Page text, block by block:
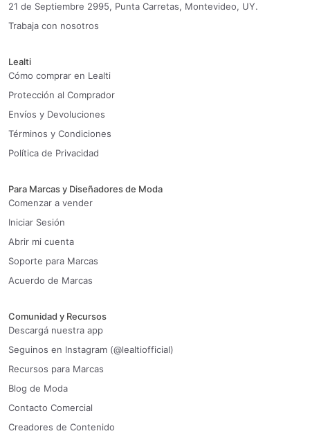
21 de Septiembre 2995, Punta Carretas, Montevideo, UY.
Trabaja con nosotros
Lealti
Cómo comprar en Lealti
Protección al Comprador
Envíos y Devoluciones
Términos y Condiciones
Política de Privacidad
Para Marcas y Diseñadores de Moda
Comenzar a vender
Iniciar Sesión
Abrir mi cuenta
Soporte para Marcas
Acuerdo de Marcas
Comunidad y Recursos
Descargá nuestra app
Seguinos en Instagram (@lealtiofficial)
Recursos para Marcas
Blog de Moda
Contacto Comercial
Creadores de Contenido